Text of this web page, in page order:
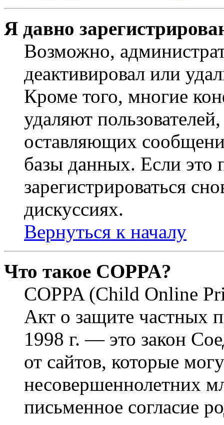
Я давно
Возможно,
деактивировал или
Кроме того, многие
удаляют
оставляющих
базы данных. Если это
зарегистрироваться
дискуссиях.
Вернуться к началу
Что такое COPPA?
COPPA (Child Online
Акт о защите частных
1998 г. — это закон
от сайтов, которые
несовершеннолетних
письменное согласие